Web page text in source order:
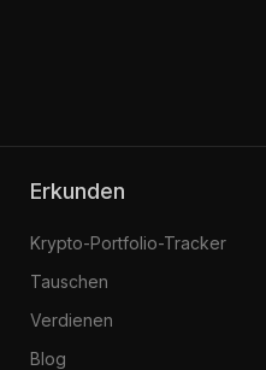
Erkunden
Krypto-Portfolio-Tracker
Tauschen
Verdienen
Blog